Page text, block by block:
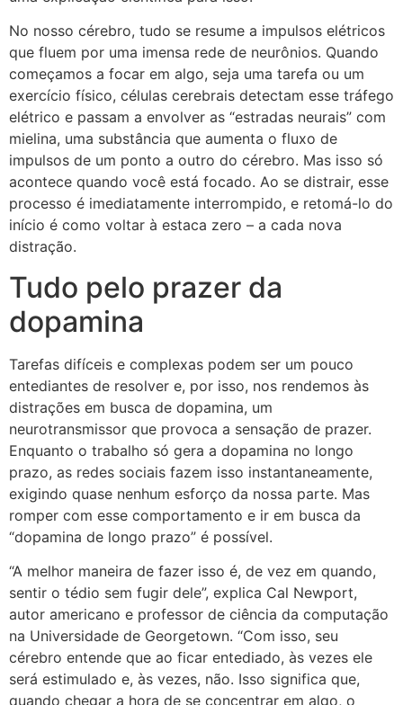
No nosso cérebro, tudo se resume a impulsos elétricos
que fluem por uma imensa rede de neurônios. Quando
começamos a focar em algo, seja uma tarefa ou um
exercício físico, células cerebrais detectam esse tráfego
elétrico e passam a envolver as “estradas neurais” com
mielina, uma substância que aumenta o fluxo de
impulsos de um ponto a outro do cérebro. Mas isso só
acontece quando você está focado. Ao se distrair, esse
processo é imediatamente interrompido, e retomá-lo do
início é como voltar à estaca zero – a cada nova
distração.
Tudo pelo prazer da
dopamina
Tarefas difíceis e complexas podem ser um pouco
entediantes de resolver e, por isso, nos rendemos às
distrações em busca de dopamina, um
neurotransmissor que provoca a sensação de prazer.
Enquanto o trabalho só gera a dopamina no longo
prazo, as redes sociais fazem isso instantaneamente,
exigindo quase nenhum esforço da nossa parte. Mas
romper com esse comportamento e ir em busca da
“dopamina de longo prazo” é possível.
“A melhor maneira de fazer isso é, de vez em quando,
sentir o tédio sem fugir dele”, explica Cal Newport,
autor americano e professor de ciência da computação
na Universidade de Georgetown. “Com isso, seu
cérebro entende que ao ficar entediado, às vezes ele
será estimulado e, às vezes, não. Isso significa que,
quando chegar a hora de se concentrar em algo, o